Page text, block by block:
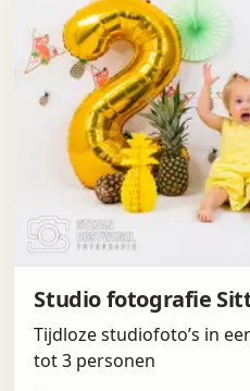
Studio fotografie
Tijdloze studiofoto’s in
tot 3 personen